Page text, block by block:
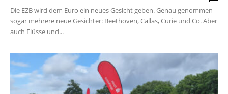
Die EZB wird dem Euro ein neues Gesicht geben. Genau genommen
sogar mehrere neue Gesichter: Beethoven, Callas, Curie und Co. Aber
auch Flüsse und...